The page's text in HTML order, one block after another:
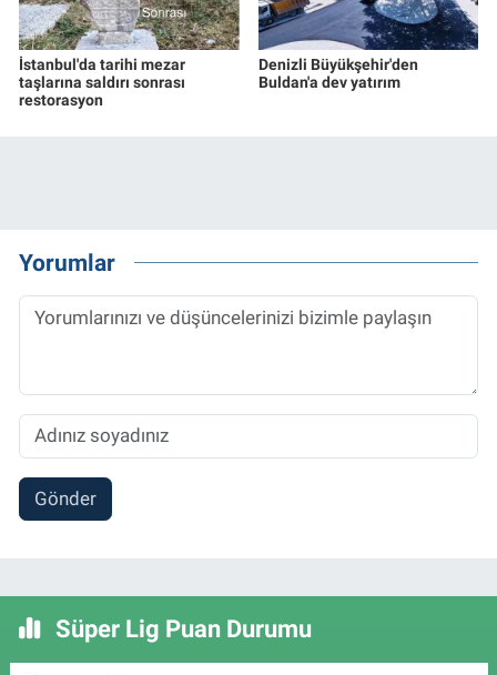
İstanbul'da tarihi mezar
taşlarına saldırı sonrası
restorasyon
Denizli Büyükşehir'den
Buldan'a dev yatırım
Yorumlar
Gönder
Süper Lig Puan Durumu